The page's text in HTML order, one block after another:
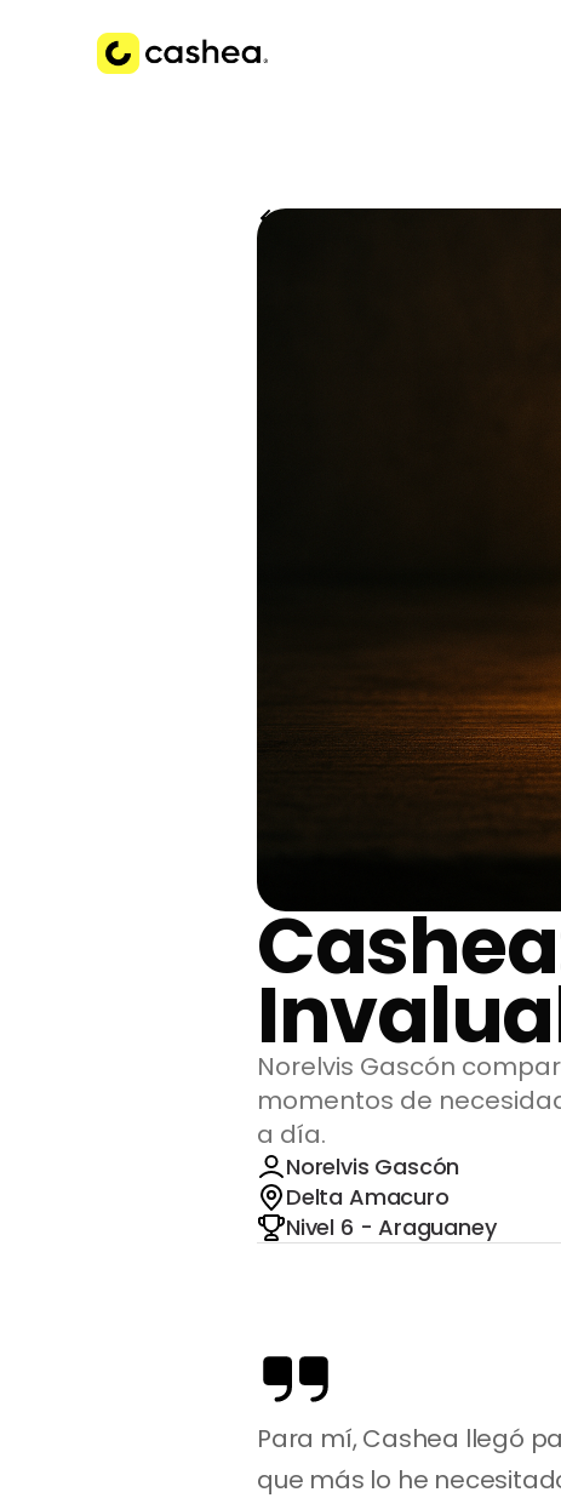
Volver a Historias
Norelvis Gascón
momentos de
a día.
Norelvis Gascón
Delta Amacuro
Nivel 6 - Araguaney
Para mí, Cashea llegó
que más lo he